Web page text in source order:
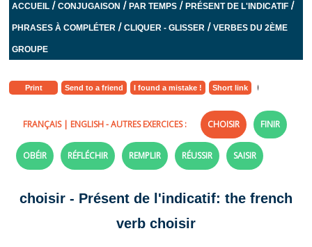
ACCUEIL /CONJUGAISON /PAR TEMPS /PRÉSENT DE L'INDICATIF /
PHRASES À COMPLÉTER /CLIQUER - GLISSER /VERBES DU 2ÈME
GROUPE
Print Send to a friend I found a mistake ! Short link
FRANÇAIS| ENGLISH- AUTRES EXERCICES : CHOISIR FINIR
OBÉIR RÉFLÉCHIR REMPLIR RÉUSSIR SAISIR
choisir - Présent de l'indicatif: the french
verb choisir